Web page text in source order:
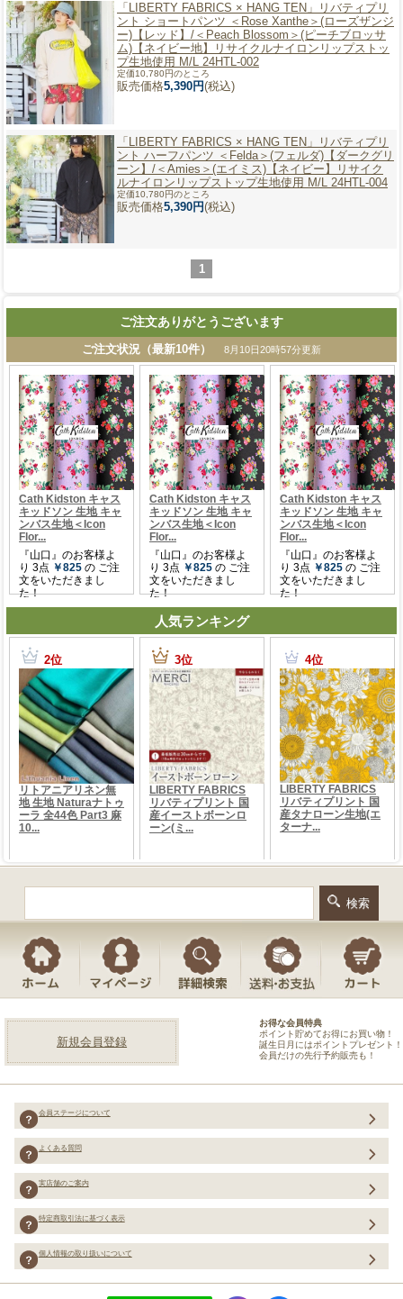
「LIBERTY FABRICS × HANG TEN」
リバティプリ
ント ショートパンツ ＜Rose Xanthe＞(ローズザンジ
ー)【レッド】/＜Peach Blossom＞(ピーチブロッサ
ム)【ネイビー地】リサイクルナイロンリップストッ
プ生地使用 M/L 24HTL-002
定価10,780円のところ
販売価格5,390円(税込)
「LIBERTY FABRICS × HANG TEN」
リバティプリ
ント ハーフパンツ ＜Felda＞(フェルダ)【ダークグリ
ーン】/＜Amies＞(エイミス)【ネイビー】リサイク
ルナイロンリップストップ生地使用 M/L 24HTL-004
定価10,780円のところ
販売価格5,390円(税込)
1
ご注文ありがとうございます
人気ランキング
新規会員登録
お得な会員特典
ポイント貯めてお得にお買い物！
誕生日月にはポイントプレゼント！
会員だけの先行予約販売も！
会員ステージについて
よくある質問
実店舗のご案内
特定商取引法に基づく表示
個人情報の取り扱いについて